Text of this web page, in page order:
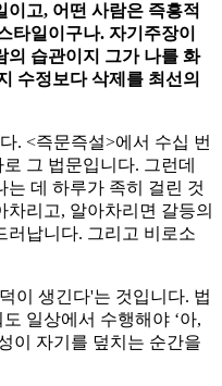
고, 어떤 사람은 즉흥적
타일이구나. 자기주장이
의 습관이지 그가 나를 화
수정보다 삭제를 최선의
. <즉문즉설>에서 수십 번
그 법문입니다. 그런데
는 데 하루가 족히 걸린 것
리고, 알아차리면 갈등의
러납니다. 그리고 비로소
이 생긴다'는 것입니다. 법
일상에서 수행해야 ‘아,
이 자기를 덮치는 순간을